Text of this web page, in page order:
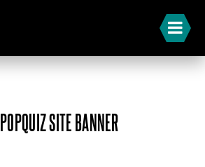
SITE BANNER